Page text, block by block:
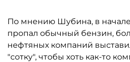
По мнению Шубина, в начале
пропал обычный бензин,
нефтяных компаний
"сотку", чтобы хоть как-то